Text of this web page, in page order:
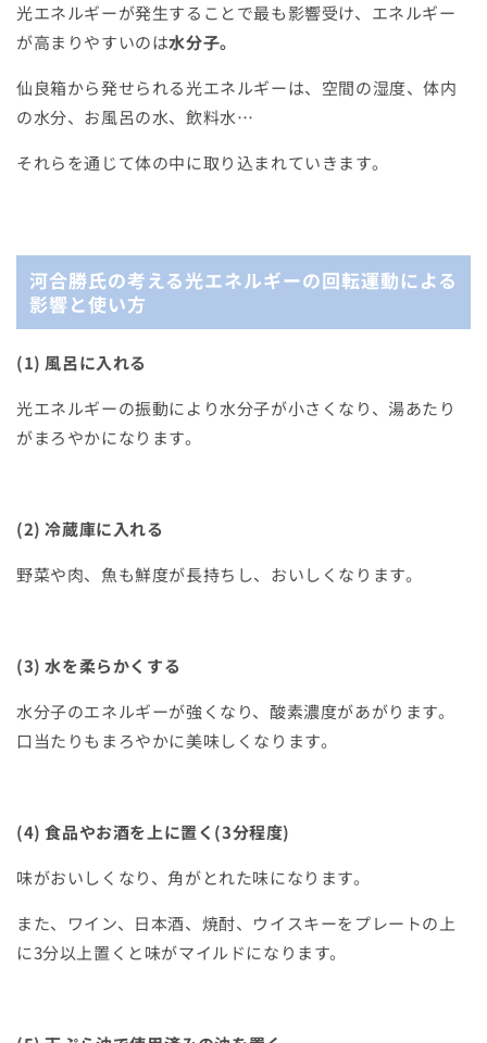
光エネルギーが発生することで最も影響受け、 エネルギー
が高まりやすいのは水分子。
仙良箱から発せられる光エネルギーは、空間の湿度、体内
の水分、 お風呂の水、飲料水…
それらを通じて体の中に取り込まれていきます。
河合勝氏の考える光エネルギーの回転運動による
影響と使い方
(1)風呂に入れる
光エネルギーの振動により水分子が小さくなり、湯あたり
がまろやかになります。
(2)冷蔵庫に入れる
野菜や肉、魚も鮮度が長持ちし、おいしくなります。
(3)水を柔らかくする
水分子のエネルギーが強くなり、酸素濃度があがります。
口当たりもまろやかに美味しくなります。
(4)食品やお酒を上に置く (3分程度)
味がおいしくなり、角がとれた味になります。
また、ワイン、日本酒、焼酎、ウイスキーをプレートの上
に3分以上置く と味がマイルドになります。